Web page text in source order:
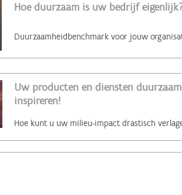
Hoe duurzaam is uw bedrijf
Uw producten en diensten
inspireren!